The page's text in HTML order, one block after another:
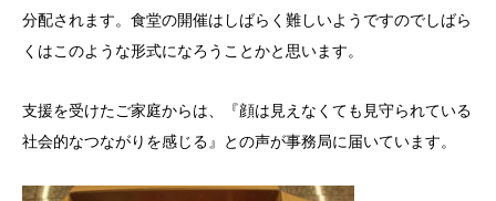
分配されます。食堂の開催はしばらく難しいようですのでしばら
くはこのような形式になろうことかと思います。
支援を受けたご家庭からは、『顔は見えなくても見守られている
社会的なつながりを感じる』との声が事務局に届いています。